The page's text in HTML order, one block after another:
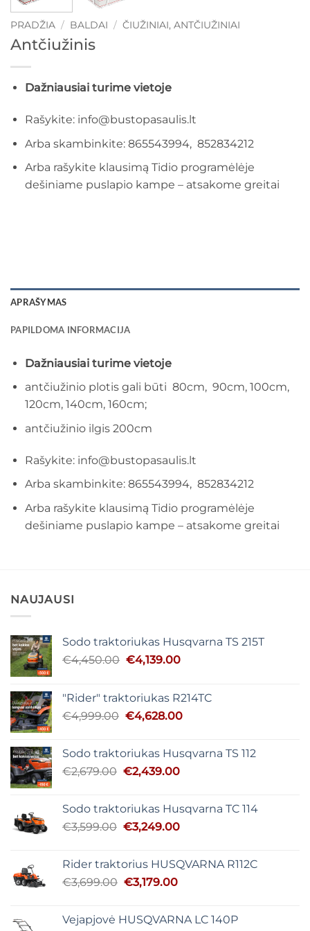
PRADŽIA / BALDAI / ČIUŽINIAI, ANTČIUŽINIAI
Antčiužinis
Dažniausiai turime vietoje
Rašykite: info@bustopasaulis.lt
Arba skambinkite: 865543994, 852834212
Arba rašykite klausimą Tidio programėlėje
dešiniame puslapio kampe – atsakome greitai
APRAŠYMAS
PAPILDOMA INFORMACIJA
Dažniausiai turime vietoje
antčiužinio plotis gali būti 80cm, 90cm, 100cm,
120cm, 140cm, 160cm;
antčiužinio ilgis 200cm
Rašykite: info@bustopasaulis.lt
Arba skambinkite: 865543994, 852834212
Arba rašykite klausimą Tidio programėlėje
dešiniame puslapio kampe – atsakome greitai
NAUJAUSI
Sodo traktoriukas Husqvarna TS 215T
€4,450.00 Original
€4,450.00.
€4,139.00Current
€4,139.00.
"Rider" traktoriukas R214TC
€4,999.00 Original
€4,999.00.
€4,628.00Current
€4,628.00.
Sodo traktoriukas Husqvarna TS 112
€2,679.00 Original
€2,679.00.
€2,439.00Current
€2,439.00.
Sodo traktoriukas Husqvarna TC 114
€3,599.00 Original
€3,599.00.
€3,249.00Current
€3,249.00.
Rider traktorius HUSQVARNA R112C
€3,699.00 Original
€3,699.00.
€3,179.00Current
€3,179.00.
Vejapjovė HUSQVARNA LC 140P